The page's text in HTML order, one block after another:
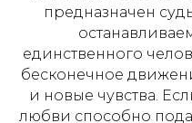
предназначен
единственного
бесконечное
и новые чувства.
любви способно